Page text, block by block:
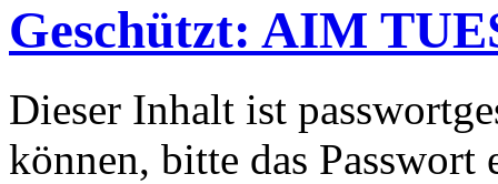
Geschützt: AIM
Dieser Inhalt ist
können, bitte das Passwort